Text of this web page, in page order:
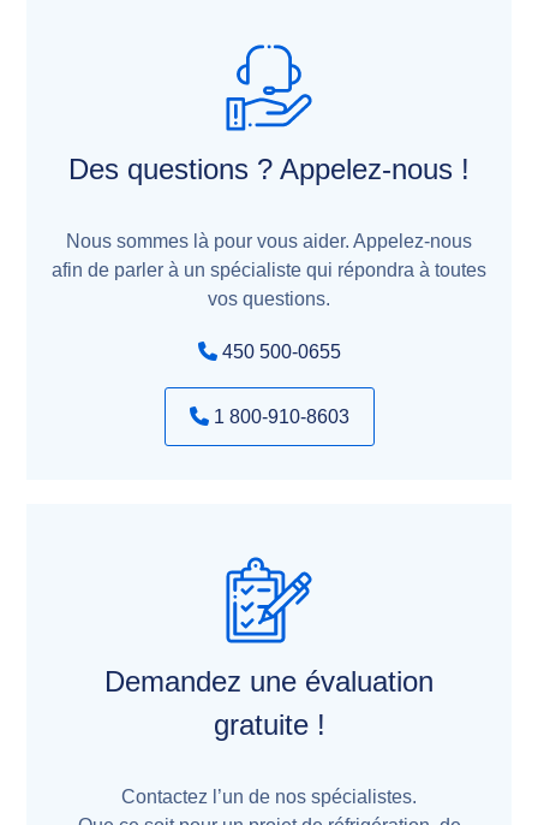
Des questions ? Appelez-nous !
Nous sommes là pour vous aider. Appelez-nous
afin de parler à un spécialiste qui répondra à toutes
vos questions.
450 500-0655
1 800-910-8603
Demandez une évaluation
gratuite !
Contactez l’un de nos spécialistes.